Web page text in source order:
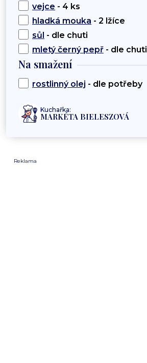
vejce - 4 ks
hladká mouka - 2 lžíce
sůl - dle chuti
mletý černý pepř - dle chuti
Na smažení
rostlinný olej - dle potřeby
Kuchařka:
MARKÉTA BIELESZOVÁ
Reklama